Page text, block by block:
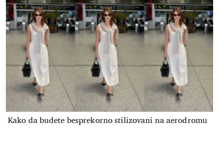
Kako da budete besprekorno stilizovani na aerodromu